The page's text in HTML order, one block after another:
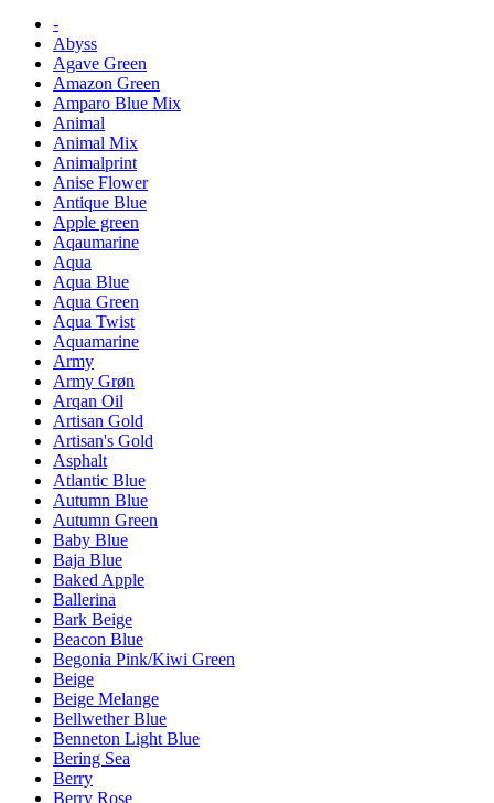
-
Abyss
Agave Green
Amazon Green
Amparo Blue Mix
Animal
Animal Mix
Animalprint
Anise Flower
Antique Blue
Apple green
Aqaumarine
Aqua
Aqua Blue
Aqua Green
Aqua Twist
Aquamarine
Army
Army Grøn
Arqan Oil
Artisan Gold
Artisan's Gold
Asphalt
Atlantic Blue
Autumn Blue
Autumn Green
Baby Blue
Baja Blue
Baked Apple
Ballerina
Bark Beige
Beacon Blue
Begonia Pink/Kiwi Green
Beige
Beige Melange
Bellwether Blue
Benneton Light Blue
Bering Sea
Berry
Berry Rose